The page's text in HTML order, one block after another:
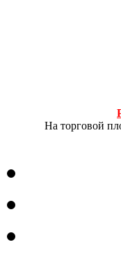
На торговой